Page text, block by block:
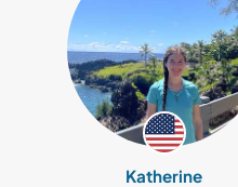
Katherine